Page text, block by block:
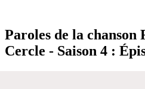
Paroles de la chanson
Cercle - Saison 4 :